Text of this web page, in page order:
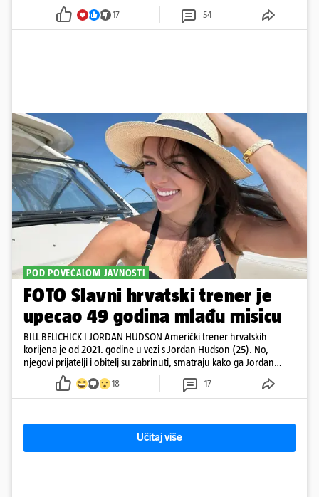
17 54
POD POVEĆALOM JAVNOSTI
FOTO Slavni hrvatski trener je
upecao 49 godina mlađu misicu
BILL BELICHICK I JORDAN HUDSON Američki trener hrvatskih
korijena je od 2021. godine u vezi s Jordan Hudson (25). No,
njegovi prijatelji i obitelj su zabrinuti, smatraju kako ga Jordan
kontrolira
18 17
Učitaj više